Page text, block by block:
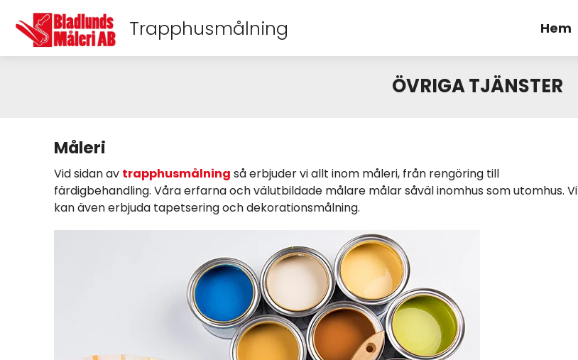
Hem
Trapphusmålning
ÖVRIGA TJÄNSTER
Måleri
Vid sidan av trapphusmålning så erbjuder vi allt inom måleri, från rengöring till
färdigbehandling. Våra erfarna och välutbildade målare målar såväl inomhus som utomhus. Vi
kan även erbjuda tapetsering och dekorationsmålning.